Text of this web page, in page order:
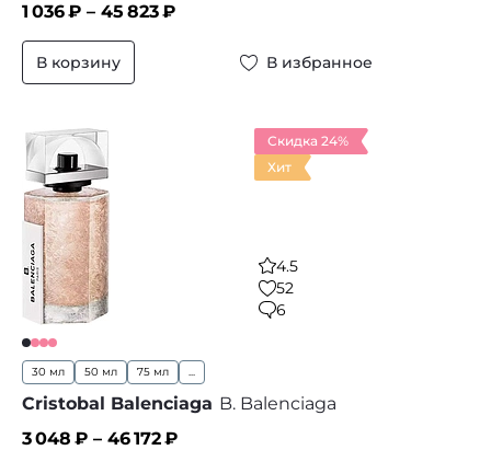
1 036₽ – 45 823₽
В корзину В избранное
Скидка 24%
Хит
4.5
52
6
30 мл 50 мл 75 мл ...
Cristobal Balenciaga B. Balenciaga
3 048 ₽ – 46 172₽